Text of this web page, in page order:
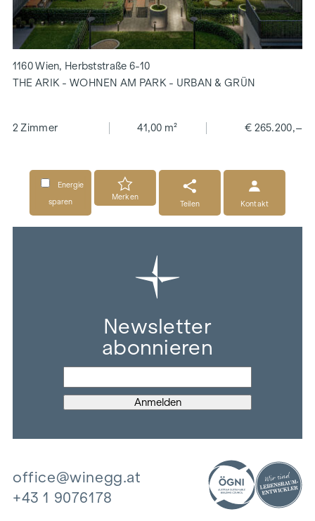
1160 Wien, Herbststraße 6-10
THE ARIK - WOHNEN AM PARK - URBAN & GRÜN
2 Zimmer 41,00 m² € 265.200,–
Energie
sparen
Merken
Teilen
Kontakt
Newsletter
abonnieren
office@winegg.at
+43 1 9076178